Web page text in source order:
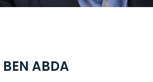
ABDA